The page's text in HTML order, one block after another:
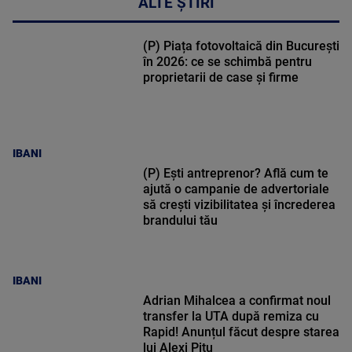
IBANI
(P) Piața fotovoltaică din București
în 2026: ce se schimbă pentru
proprietarii de case și firme
IBANI
(P) Ești antreprenor? Află cum te
ajută o campanie de advertoriale
să crești vizibilitatea și încrederea
brandului tău
Adrian Mihalcea a confirmat noul
transfer la UTA după remiza cu
Rapid! Anunțul făcut despre starea
lui Alexi Pitu